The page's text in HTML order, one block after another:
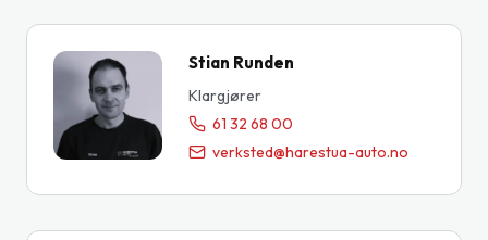
Stian Runden
Klargjører
61 32 68 00
verksted@harestua-auto.no